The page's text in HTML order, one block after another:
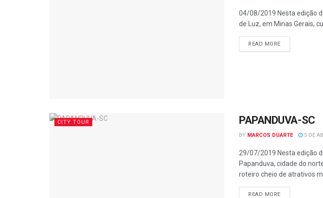
04/08/2019 Nesta edição
de Luz, em Minas Gerais,
READ MORE
CITY TOUR PAPANDUVA-SC
BY MARCOS DUARTE 5 DE
29/07/2019 Nesta edição
Papanduva, cidade do
roteiro cheio de atrativos
READ MORE